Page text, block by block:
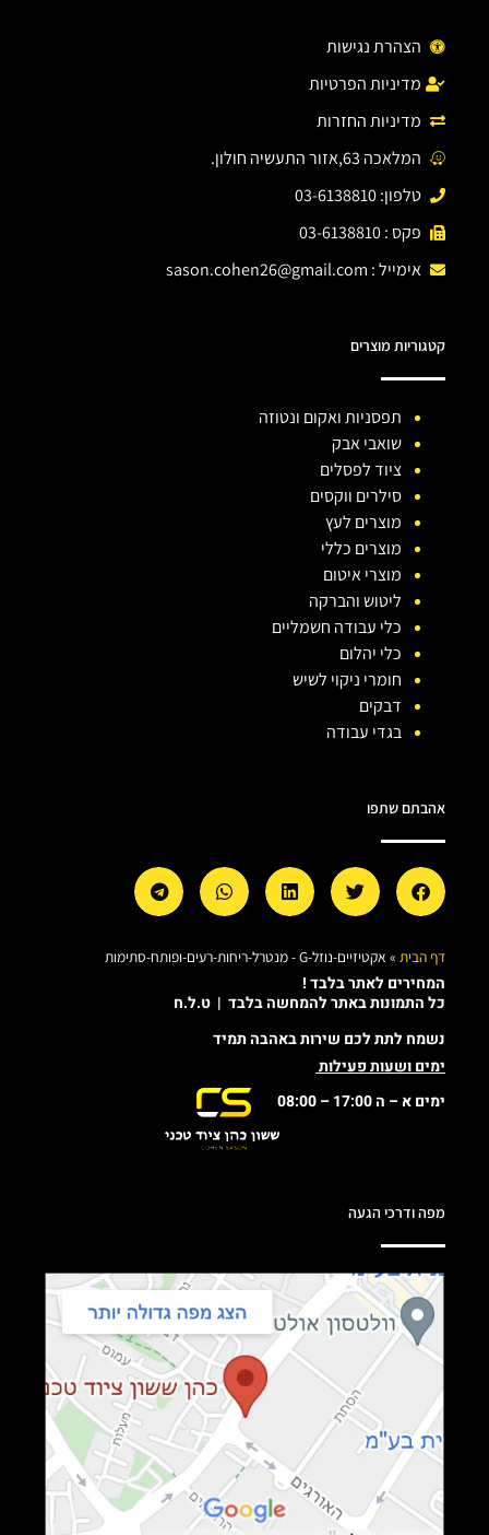
הצהרת נגישות
מדיניות הפרטיות
מדיניות החזרות
המלאכה 63,אזור התעשיה חולון.
טלפון: 03-6138810
פקס : 03-6138810
אימייל : sason.cohen26@gmail.com
קטגוריות מוצרים
תפסניות ואקום ונטוזה
שואבי אבק
ציוד לפסלים
סילרים ווקסים
מוצרים לעץ
מוצרים כללי
מוצרי איטום
ליטוש והברקה
כלי עבודה חשמליים
כלי יהלום
חומרי ניקוי לשיש
דבקים
בגדי עבודה
אהבתם שתפו
דף הבית » אקטיזיים-נוזל-G - מנטרל-ריחות-רעים-ופותח-סתימות
המחירים לאתר בלבד !
כל התמונות באתר להמחשה בלבד | ט.ל.ח
נשמח לתת לכם שירות באהבה תמיד
ימים ושעות פעילות
ימים א – ה 17:00 – 08:00
מפה ודרכי הגעה